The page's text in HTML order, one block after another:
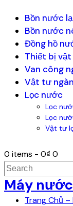
Bồn nước
Bồn nước
Đồng hồ
Thiết bị
Van công
Vật tư
Lọc nước
Lọc
Lọc
Vật tư
0 items - 0₫ 0
Máy
Trang Chủ